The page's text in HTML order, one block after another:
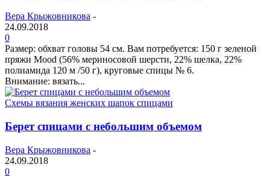
Вера Крыжовникова -
24.09.2018
0
Размер: обхват головы 54 см. Вам потребуется: 150 г зеленой
пряжи Mood (56% мериносовой шерсти, 22% шелка, 22%
полиамида 120 м /50 г), круговые спицы № 6.
Внимание: вязать...
Схемы вязания женских шапок спицами
Берет спицами с небольшим объемом
Вера Крыжовникова -
24.09.2018
0